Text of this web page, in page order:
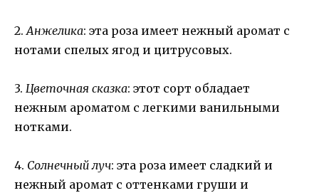
2. Анжелика: эта роза имеет нежный аромат с
нотами спелых ягод и цитрусовых.
3. Цветочная сказка: этот сорт обладает
нежным ароматом с легкими ванильными
нотками.
4. Солнечный луч: эта роза имеет сладкий и
нежный аромат с оттенками груши и